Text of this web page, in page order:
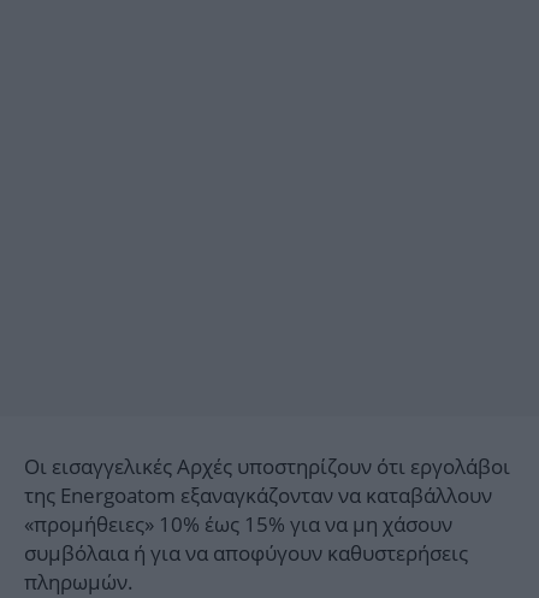
Οι εισαγγελικές Αρχές υποστηρίζουν ότι εργολάβοι
της Energoatom εξαναγκάζονταν να καταβάλλουν
«προμήθειες» 10% έως 15% για να μη χάσουν
συμβόλαια ή για να αποφύγουν καθυστερήσεις
πληρωμών.